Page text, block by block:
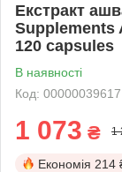
Екстракт
Supplements
120 capsules
В наявності
Код: 00000039617
1 073 ₴ 1
Економія 214